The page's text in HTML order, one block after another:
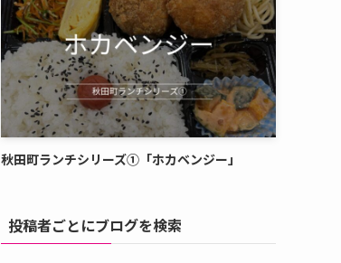
秋田町ランチシリーズ①「ホカベンジー」
投稿者ごとにブログを検索